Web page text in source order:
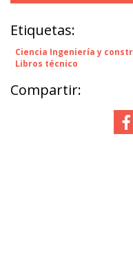
Etiquetas:
Ciencia Ingeniería y
Libros técnico
Compartir: